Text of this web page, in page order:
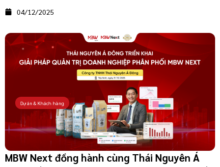
04/12/2025
MBW Next đồng hành cùng Thái Nguyên Á
Dự án & Khách hàng